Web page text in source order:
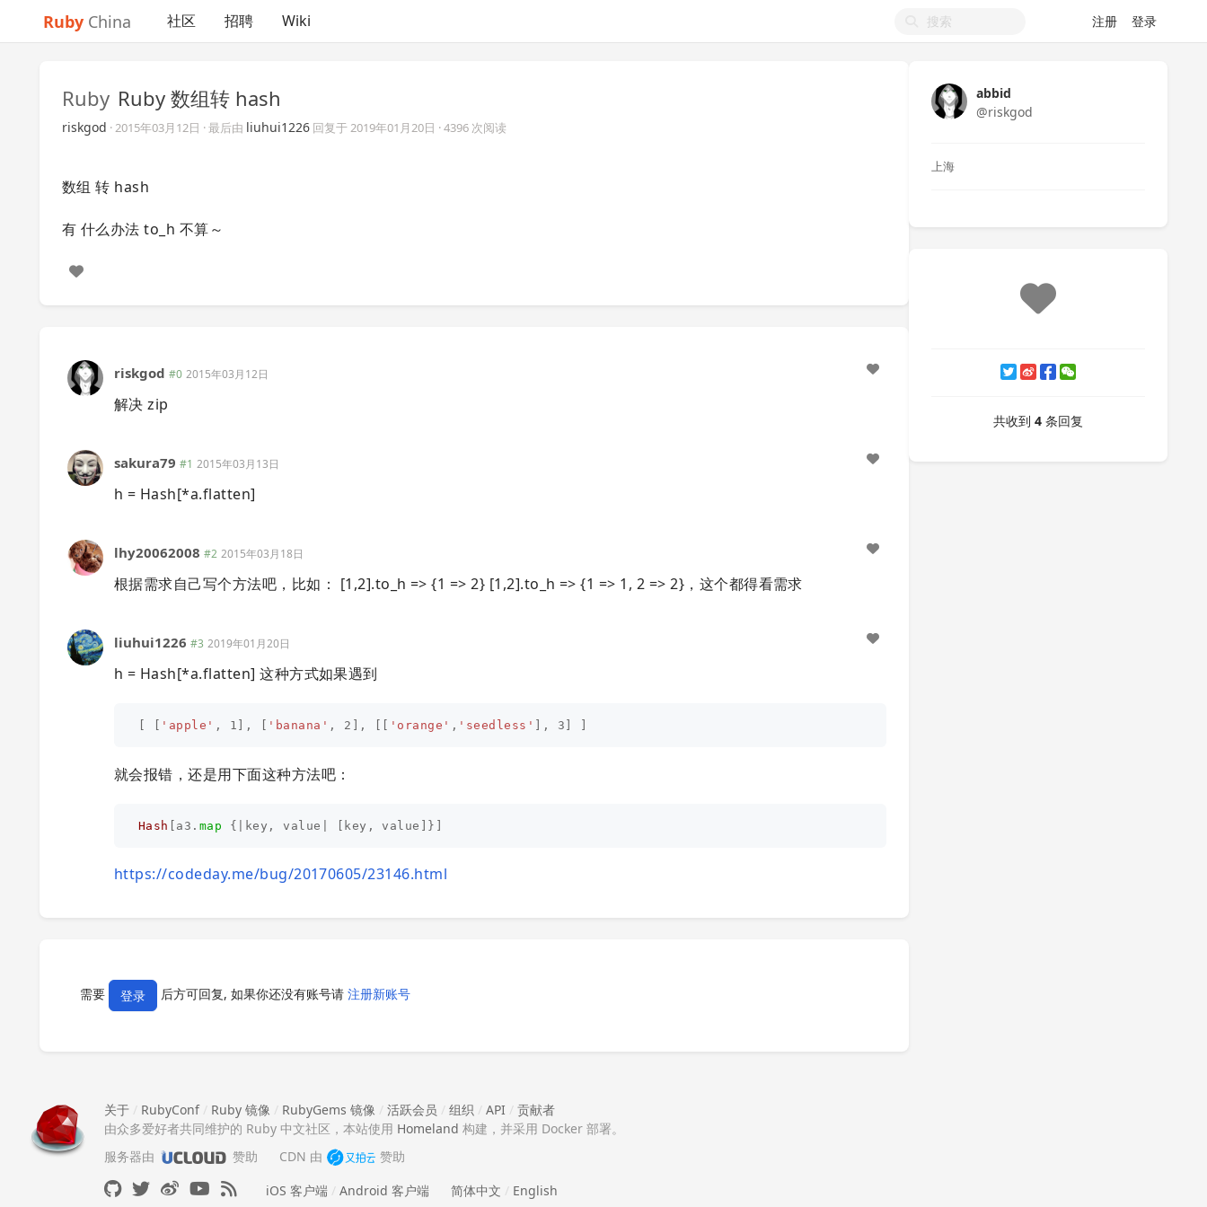
Ruby China 社区 招聘 Wiki 注册 登录
Ruby Ruby 数组转 hash
riskgod ·2015年03月12日 · 最后由 liuhui1226 回复于2019年01月20日 · 4396 次阅读
数组 转 hash
有 什么办法 to_h 不算～
riskgod #0 2015年03月12日
解决 zip
sakura79 #1 2015年03月13日
h = Hash[*a.flatten]
lhy20062008 #2 2015年03月18日
根据需求自己写个方法吧，比如： [1,2].to_h => {1 => 2} [1,2].to_h => {1 => 1, 2 => 2}，这个都得看需求
liuhui1226 #3 2019年01月20日
h = Hash[*a.flatten] 这种方式如果遇到
'apple' , 1 ], 'banana' , 2 ], 'orange' , 'seedless' ], 3
就会报错，还是用下面这种方法吧：
Hash a3 . map { key , value key , value ]}]
https://codeday.me/bug/20170605/23146.html
需要 登录 后方可回复, 如果你还没有账号请 注册新账号
abbid
@riskgod
上海
共收到 4 条回复
关于 / RubyConf/ Ruby 镜像 / RubyGems 镜像 / 活跃会员 / 组织 / API / 贡献者
由众多爱好者共同维护的 Ruby 中文社区，本站使用 Homeland 构建，并采用 Docker 部署。
服务器由
赞助 CDN 由
赞助
iOS 客户端 / Android 客户端 简体中文 / English